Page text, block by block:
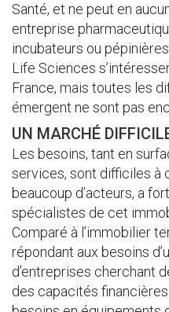
Santé, et ne peut en
entreprise
incubateurs ou
Life Sciences
France, mais toutes les
émergent ne sont pas
UN MARCHÉ
Les besoins, tant en
services, sont difficiles à
beaucoup d’acteurs, a
spécialistes de cet
Comparé à l’immobilier
répondant aux besoins
d’entreprises cherchant
des capacités